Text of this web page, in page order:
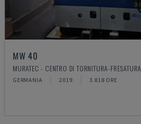
MW 40
MURATEC - CENTRO DI TORNITURA-FRESATURA
GERMANIA 2019 3.818 ORE